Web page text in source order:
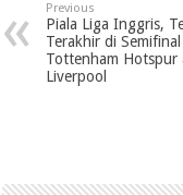
Previous
Piala Liga Inggris,
Terakhir di
Tottenham Hotspur
Liverpool